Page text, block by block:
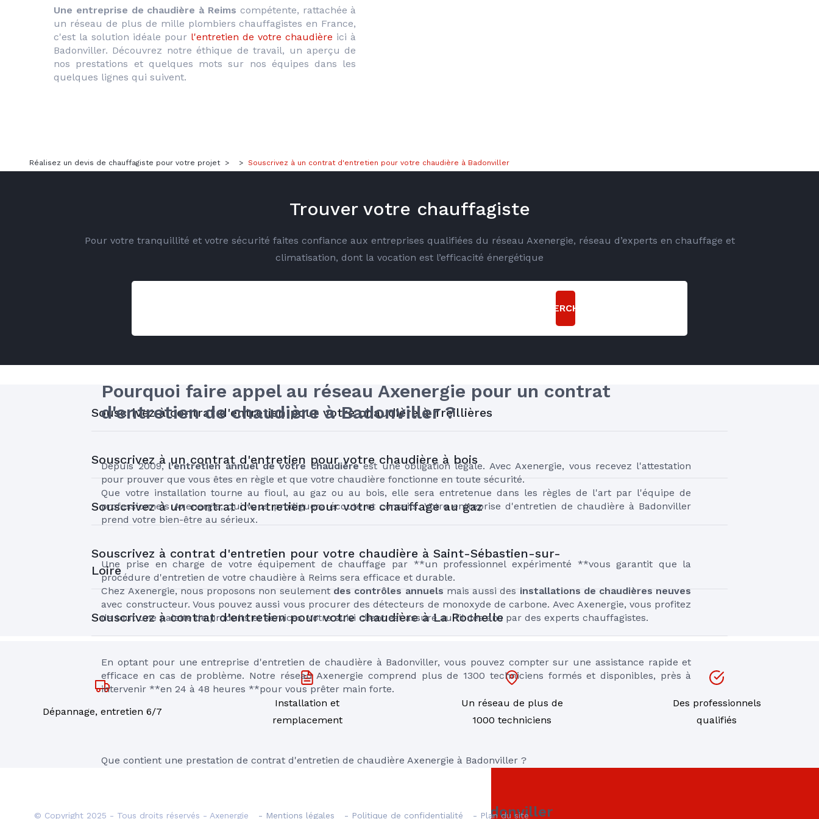
Une entreprise de chaudière à Reims compétente, rattachée à
un réseau de plus de mille plombiers chauffagistes en France,
c'est la solution idéale pour l'entretien de votre chaudière ici à
Badonviller. Découvrez notre éthique de travail, un aperçu de
nos prestations et quelques mots sur nos équipes dans les
quelques lignes qui suivent.
Réalisez un devis de chauffagiste pour votre projet > > Souscrivez à un contrat d'entretien pour votre chaudière à Badonviller
Trouver votre chauffagiste
Pour votre tranquillité et votre sécurité faites confiance aux entreprises qualifiées du réseau Axenergie, réseau d’experts en chauffage et
climatisation, dont la vocation est l’efficacité énergétique
RECHERCHER
Pourquoi faire appel au réseau Axenergie pour un contrat
d'entretien de chaudière à Badonviller ?
Depuis 2009, l'entretien annuel de votre chaudière est une obligation légale. Avec Axenergie, vous recevez l'attestation
pour prouver que vous êtes en règle et que votre chaudière fonctionne en toute sécurité.
Que votre installation tourne au fioul, au gaz ou au bois, elle sera entretenue dans les règles de l'art par l'équipe de
professionnels Axenergie, qui vous prodiguera écoute et conseils. Votre entreprise d'entretien de chaudière à Badonviller
prend votre bien-être au sérieux.
Une prise en charge de votre équipement de chauffage par **un professionnel expérimenté **vous garantit que la
procédure d'entretien de votre chaudière à Reims sera efficace et durable.
Chez Axenergie, nous proposons non seulement des contrôles annuels mais aussi des installations de chaudières neuves
avec constructeur. Vous pouvez aussi vous procurer des détecteurs de monoxyde de carbone. Avec Axenergie, vous profitez
de tout une palette de produits et services. Votre suivi client est assuré au fil des ans par des experts chauffagistes.
En optant pour une entreprise d'entretien de chaudière à Badonviller, vous pouvez compter sur une assistance rapide et
efficace en cas de problème. Notre réseau Axenergie comprend plus de 1300 techniciens formés et disponibles, près à
intervenir **en 24 à 48 heures **pour vous prêter main forte.
Que contient une prestation de contrat d'entretien de chaudière Axenergie à Badonviller ?
Le déroulement de l'entretien de votre chaudière à Badonviller
Souscrivez à contrat d'entretien pour votre chaudière à Treillières
Souscrivez à un contrat d'entretien pour votre chaudière à bois
Souscrivez à un contrat d'entretien pour votre chauffage au gaz
Souscrivez à contrat d'entretien pour votre chaudière à Saint-Sébastien-sur-
Loire
Souscrivez à contrat d'entretien pour votre chaudière à La Rochelle
Dépannage, entretien 6/7
Installation et
remplacement
Un réseau de plus de
1000 techniciens
Des professionnels
qualifiés
© Copyright 2025 - Tous droits réservés - Axenergie - Mentions légales - Politique de confidentialité - Plan du site